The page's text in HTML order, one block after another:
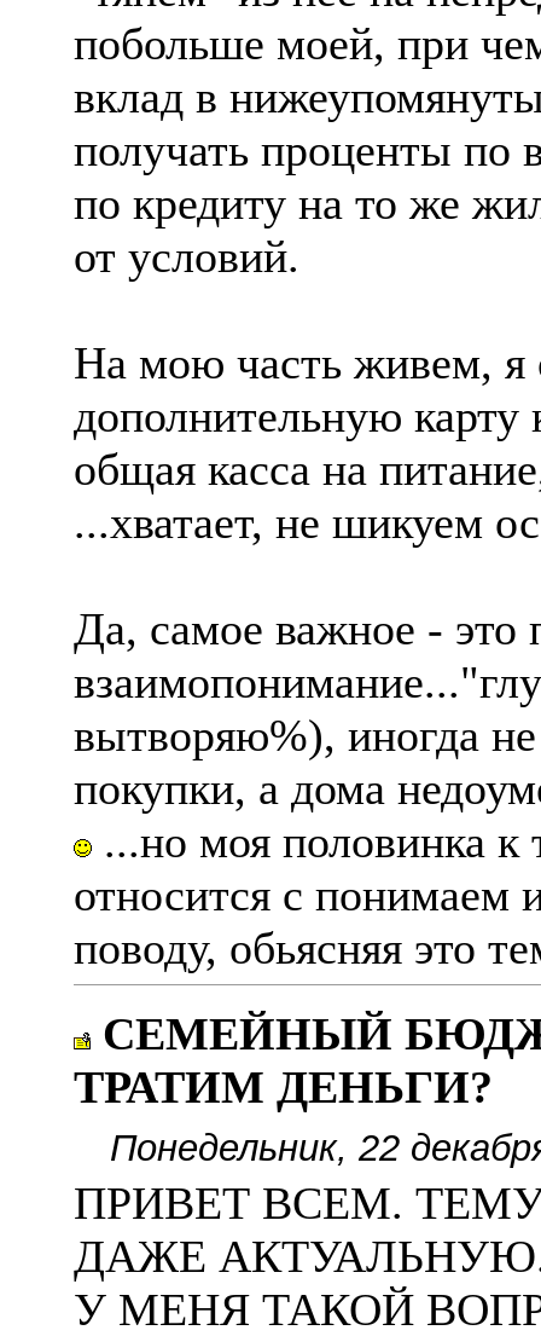
побольше моей, при
вклад в
получать проценты по
по кредиту на то же
от условий.
На мою часть живем, я
дополнительную карту
общая касса на
...хватает, не шикуем
Да, самое важное - это
вытворяю%), иногда
покупки, а дома
...но моя половинка
относится с понимаем
поводу, обьясняя это
СЕМЕЙНЫЙ
ТРАТИМ ДЕНЬГИ?
Понедельник, 22
ПРИВЕТ ВСЕМ.
ДАЖЕ
У МЕНЯ ТАКОЙ